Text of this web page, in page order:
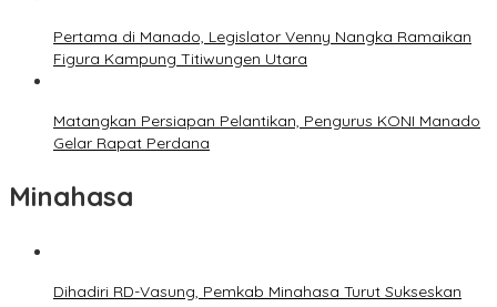
Pertama di Manado, Legislator Venny Nangka Ramaikan
Figura Kampung Titiwungen Utara
Matangkan Persiapan Pelantikan, Pengurus KONI Manado
Gelar Rapat Perdana
Minahasa
Dihadiri RD-Vasung, Pemkab Minahasa Turut Sukseskan